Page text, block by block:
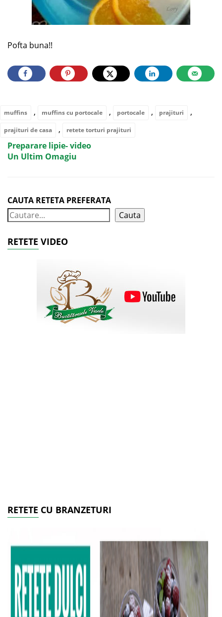
Pofta buna!!
muffins , muffins cu portocale , portocale , prajituri ,
prajituri de casa , retete torturi prajituri
Preparare lipie- video
Un Ultim Omagiu
CAUTA RETETA PREFERATA
Cauta
RETETE VIDEO
RETETE CU BRANZETURI